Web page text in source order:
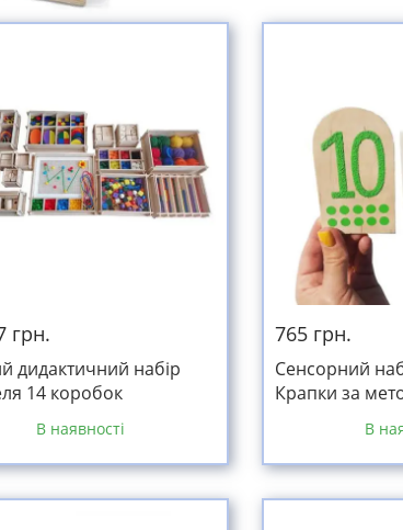
грн.
дидактичний набір
14 коробок
В наявності
765 грн.
Сенсорний
Крапки за
В